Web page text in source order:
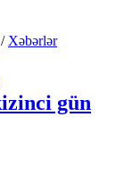
/ Xəbərlər
gün